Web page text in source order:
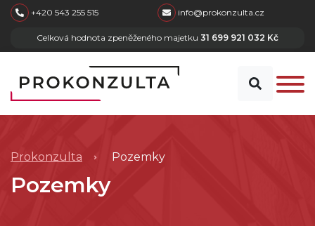
skip to main content
+420 543 255 515 info@prokonzulta.cz
Celková hodnota zpeněženého majetku 31 699 921 032 Kč
Prokonzulta Pozemky
Pozemky